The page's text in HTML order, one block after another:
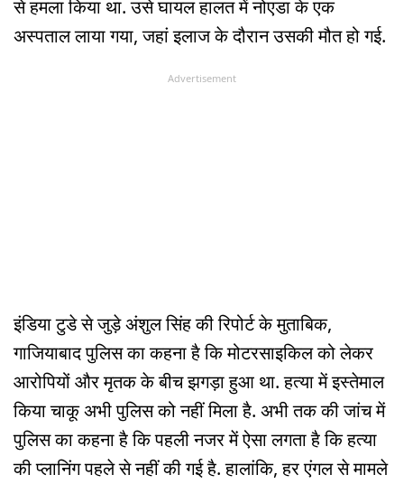
से हमला किया था. उसे घायल हालत में नोएडा के एक
अस्पताल लाया गया, जहां इलाज के दौरान उसकी मौत हो गई.
Advertisement
इंडिया टुडे से जुड़े अंशुल सिंह की रिपोर्ट के मुताबिक,
गाजियाबाद पुलिस का कहना है कि मोटरसाइकिल को लेकर
आरोपियों और मृतक के बीच झगड़ा हुआ था. हत्या में इस्तेमाल
किया चाकू अभी पुलिस को नहीं मिला है. अभी तक की जांच में
पुलिस का कहना है कि पहली नजर में ऐसा लगता है कि हत्या
की प्लानिंग पहले से नहीं की गई है. हालांकि, हर एंगल से मामले